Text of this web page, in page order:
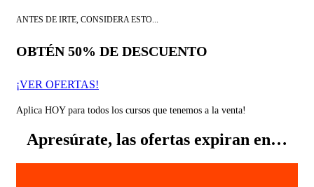
ANTES DE IRTE, CONSIDERA ESTO...
OBTÉN 50% DE DESCUENTO
¡VER OFERTAS!
Aplica HOY para todos los cursos que tenemos a la venta!
Apresúrate, las ofertas expiran en…